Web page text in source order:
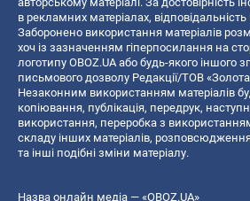
в рекламних матеріалах,
Заборонено використання матеріалів
хоч із зазначенням гіперпосилання на
логотипу OBOZ.UA або будь-якого іншого
письмового дозволу Редакції/ТОВ
Незаконним використанням матеріалів
копiювання, публiкацiя, передрук,
використання, переробка з
складу інших матеріалів,
та інші подібні зміни матеріалу.
Назва онлайн медіа — «OBOZ.UA»